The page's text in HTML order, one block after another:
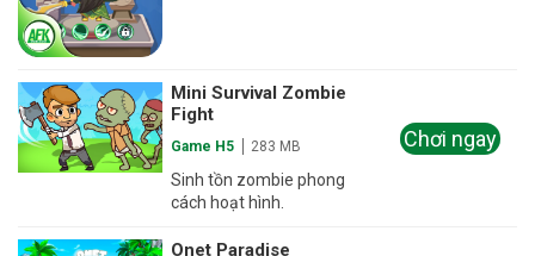
Mini Survival Zombie
Fight
Game H5 283 MB
Sinh tồn zombie phong
cách hoạt hình.
Chơi ngay
Onet Paradise